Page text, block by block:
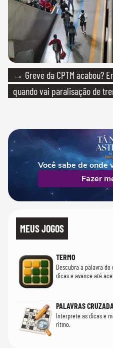
→ Greve da CPTM acabou?
quando vai paralisação de
Você sabe de onde
Fazer
MEUS JOGOS
TERMO
Descubra a palavra
dicas e avance até
PALAVRAS
Interprete as dicas e
ritmo.